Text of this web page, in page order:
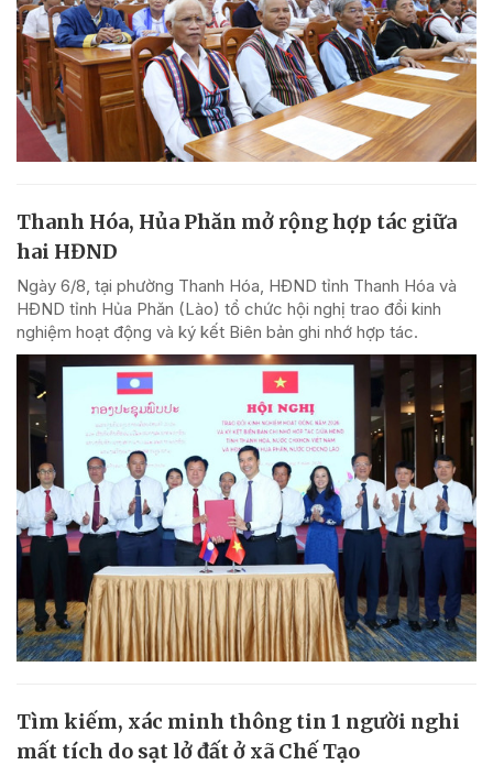
Thanh Hóa, Hủa Phăn mở rộng hợp tác giữa
hai HĐND
Ngày 6/8, tại phường Thanh Hóa, HĐND tỉnh Thanh Hóa và
HĐND tỉnh Hủa Phăn (Lào) tổ chức hội nghị trao đổi kinh
nghiệm hoạt động và ký kết Biên bản ghi nhớ hợp tác.
Tìm kiếm, xác minh thông tin 1 người nghi
mất tích do sạt lở đất ở xã Chế Tạo